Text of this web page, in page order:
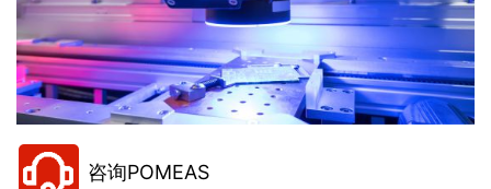
咨询POMEAS